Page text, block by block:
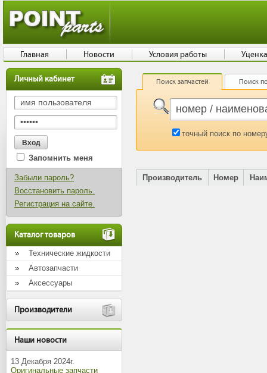
Личный кабинет
Запомнить меня
Забыли пароль?
Восстановить пароль.
Регистрация на сайте.
Каталог товаров
Технические жидкости
Автозапчасти
Аксессуары
Производители
Наши новости
13 Декабря 2024г.
Оригинальные запчасти
Поиск запчастей Поиск
точный поиск по
Производитель Номер
Главная Новости Условия работы